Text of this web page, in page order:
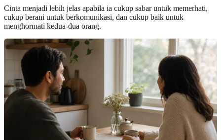
Cinta menjadi lebih jelas apabila ia cukup sabar untuk memerhati,
cukup berani untuk berkomunikasi, dan cukup baik untuk
menghormati kedua-dua orang.